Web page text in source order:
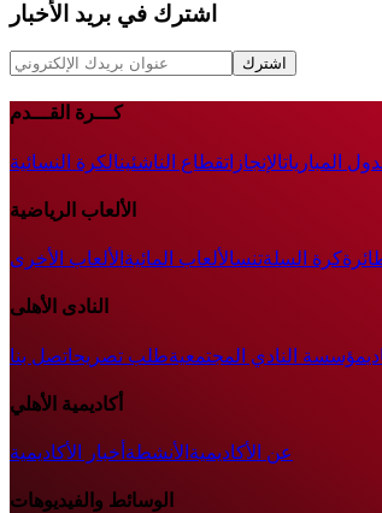
اشترك في بريد الأخبار
اشترك
كـــرة القـــدم
المبارياتالإنجازاتقطاع الناشئينالكرة النسائية
الألعاب الرياضية
كرة السلةتنسالألعاب المائية الألعاب الأخرى
النادى الأهلى
مؤسسة النادي المجتمعيةطلب تصريحاتصل بنا
أكاديمية الأهلي
عن الأكاديمية الأنشطة أخبار الأكاديمية
الوسائط والفيديوهات